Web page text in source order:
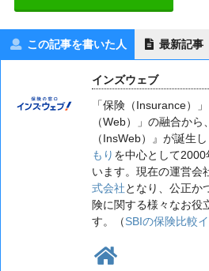
この記事を書いた人 最新記事
インズウェブ
「保険（Insurance）
（Web）」の融合か
（InsWeb）』が誕生し
もり を中心として
います。現在の運営会
式会社となり、公正か
険に関する様々なお役
す。（SBIの保険比較